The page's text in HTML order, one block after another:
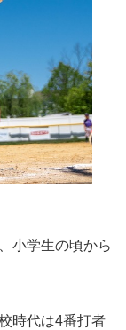
小学生の頃から
時代は4番打者